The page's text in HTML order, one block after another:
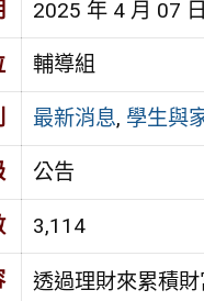
2025 年 4 月 07 日
輔導組
最新消息, 學生與
公告
3,114
透過理財來累積